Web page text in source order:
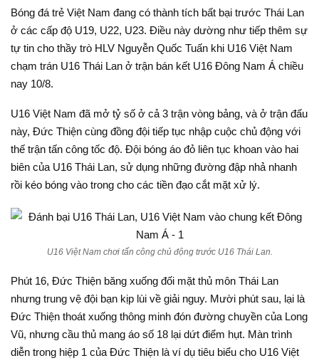
Bóng đá trẻ Việt Nam đang có thành tích bất bại trước Thái Lan
ở các cấp độ U19, U22, U23. Điều này dường như tiếp thêm sự
tự tin cho thầy trò HLV Nguyễn Quốc Tuấn khi U16 Việt Nam
chạm trán U16 Thái Lan ở trận bán kết U16 Đông Nam Á chiều
nay 10/8.
U16 Việt Nam đã mở tỷ số ở cả 3 trận vòng bảng, và ở trận đấu
này, Đức Thiện cùng đồng đội tiếp tục nhập cuộc chủ động với
thế trận tấn công tốc độ. Đội bóng áo đỏ liên tục khoan vào hai
biên của U16 Thái Lan, sử dụng những đường đập nhả nhanh
rồi kéo bóng vào trong cho các tiền đạo cắt mặt xử lý.
U16 Việt Nam chơi tấn công chủ động trước U16 Thái Lan.
Phút 16, Đức Thiện băng xuống đối mặt thủ môn Thái Lan
nhưng trung vệ đội bạn kịp lùi về giải nguy. Mười phút sau, lại là
Đức Thiện thoát xuống thông minh đón đường chuyền của Long
Vũ, nhưng cầu thủ mang áo số 18 lại dứt điểm hụt. Màn trình
diễn trong hiệp 1 của Đức Thiện là ví dụ tiêu biểu cho U16 Việt